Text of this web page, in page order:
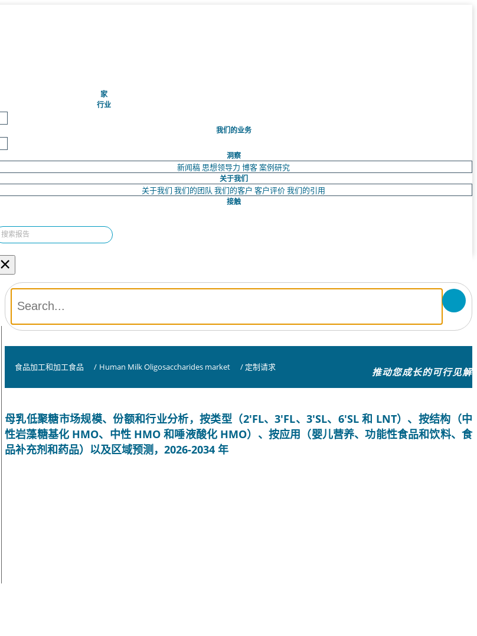
家(当前的)
行业
我们的业务
洞察
新闻稿 思想领导力 博客案例研究
关于我们
关于我们 我们的团队 我们的客户 客户评价我们的引用
接触
×
食品加工和加工食品 / Human Milk Oligosaccharides market / 定制请求 推动您成长的可行见解
母乳低聚糖市场规模、份额和行业分析，按类型（2'FL、3'FL、3'SL、6'SL 和 LNT）、按结构（中
性岩藻糖基化 HMO、中性 HMO 和唾液酸化 HMO）、按应用（婴儿营养、功能性食品和饮料、食
品补充剂和药品）以及区域预测，2026-2034 年